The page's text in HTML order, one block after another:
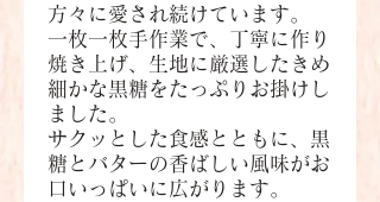
方々に愛され続けています。
一枚一枚手作業で、丁寧に作り
焼き上げ、生地に厳選したきめ
細かな黒糖をたっぷりお掛けし
ました。
サクッとした食感とともに、黒
糖とバターの香ばしい風味がお
口いっぱいに広がります。